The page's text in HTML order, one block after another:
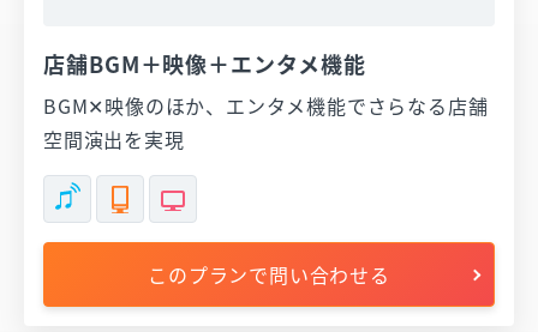
店舗BGM＋映像＋エンタメ機能
BGM✕映像のほか、エンタメ機能でさらなる店舗
空間演出を実現
このプランで問い合わせる